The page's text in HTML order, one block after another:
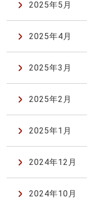
2025年5月
2025年4月
2025年3月
2025年2月
2025年1月
2024年12月
2024年10月